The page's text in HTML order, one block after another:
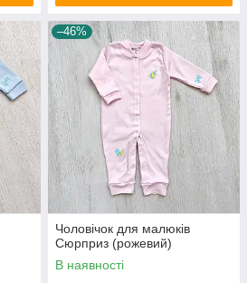
–46%
Чоловічок для малюків
Сюрприз (рожевий)
В наявності